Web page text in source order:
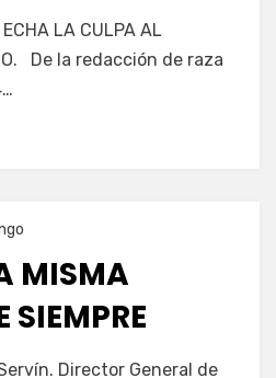
LA CULPA AL
De la redacción de raza
MISMA
SIEMPRE
Director General de